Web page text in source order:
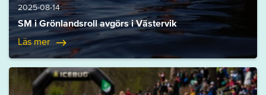
2025-08-14
SM i Grönlandsroll avgörs i Västervik
Läs mer